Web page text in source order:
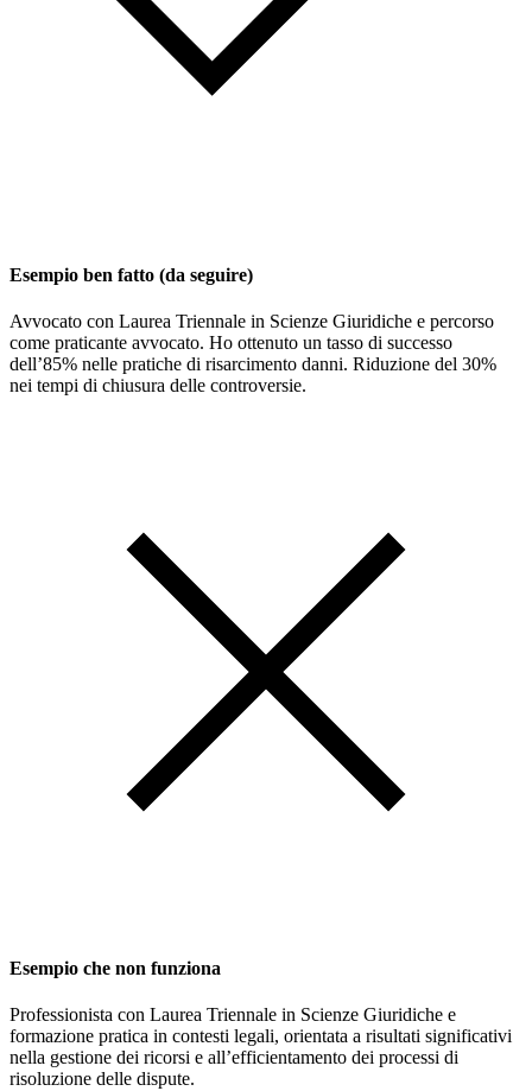
Esempio ben fatto (da seguire)
Avvocato con Laurea Triennale in Scienze Giuridiche e percorso
come praticante avvocato. Ho ottenuto un tasso di successo
dell’85% nelle pratiche di risarcimento danni. Riduzione del 30%
nei tempi di chiusura delle controversie.
Esempio che non funziona
Professionista con Laurea Triennale in Scienze Giuridiche e
formazione pratica in contesti legali, orientata a risultati significativi
nella gestione dei ricorsi e all’efficientamento dei processi di
risoluzione delle dispute.